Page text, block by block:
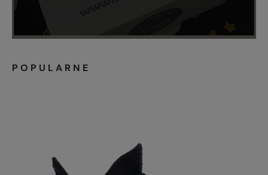
POPULARNE